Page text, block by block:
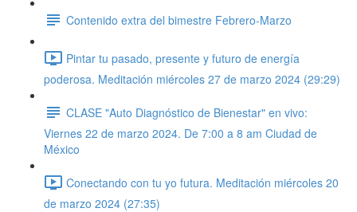
Contenido extra del bimestre Febrero-Marzo
Pintar tu pasado, presente y futuro de energía
poderosa. Meditación miércoles 27 de marzo 2024 (29:29)
CLASE "Auto Diagnóstico de Bienestar" en vivo:
Viernes 22 de marzo 2024. De 7:00 a 8 am Ciudad de
México
Conectando con tu yo futura. Meditación miércoles 20
de marzo 2024 (27:35)